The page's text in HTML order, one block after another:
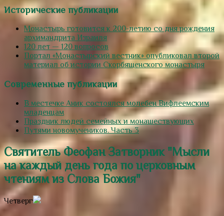
Исторические публикации
Монастырь готовится к 200-летию со дня рождения
архимандрита Израиля
120 лет — 120 вопросов
Портал «Монастырский вестник» опубликовал второй
материал об истории Скорбященского монастыря
Современные публикации
В местечке Аник состоялся молебен Вифлеемским
младенцам
Праздник людей семейных и монашествующих
Путями новомучеников. Часть 3
Святитель Феофан Затворник "Мысли
на каждый день года по церковным
чтениям из Слова Божия"
Четверг